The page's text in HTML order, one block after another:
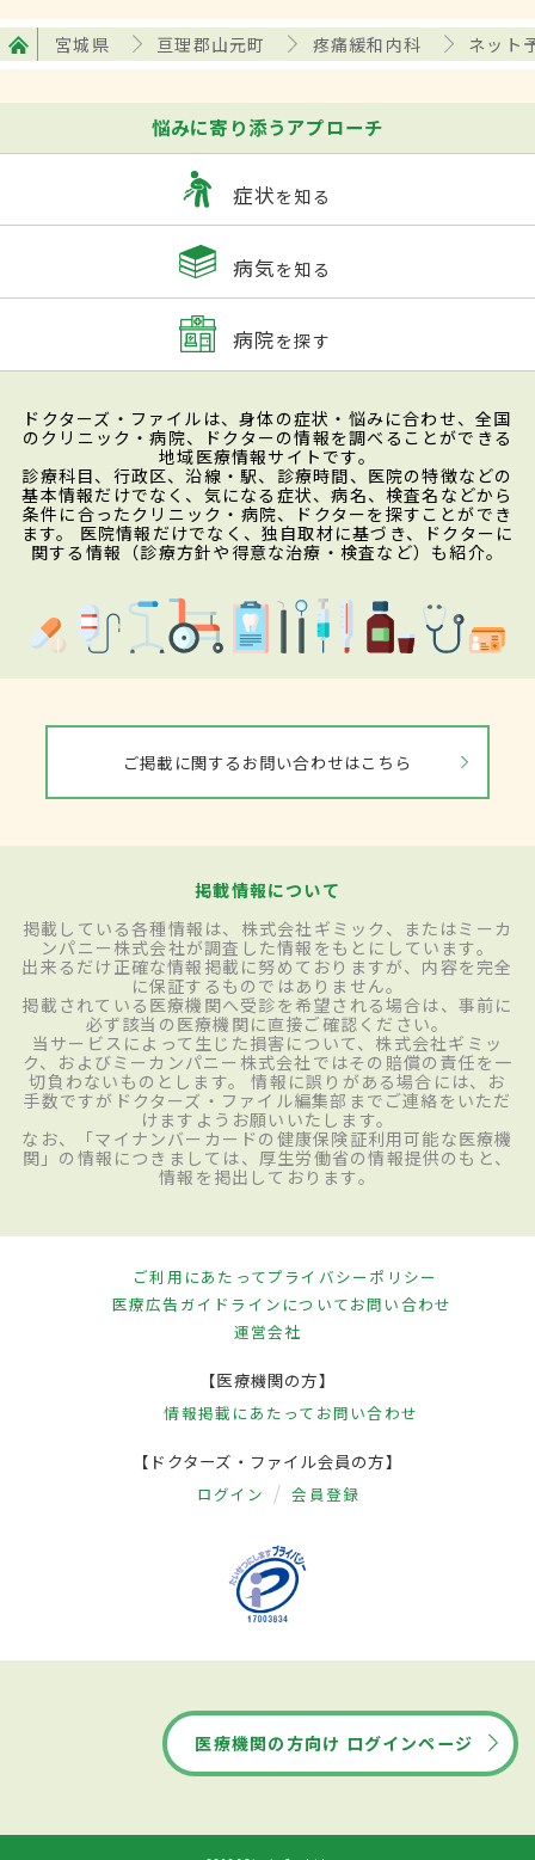
宮城県 亘理郡山元町 疼痛緩和内科 ネット
悩みに寄り添うアプローチ
症状を知る
病気を知る
病院を探す
ドクターズ・ファイルは、身体の症状・悩みに合わせ、全国
のクリニック・病院、ドクターの情報を調べることができる
地域医療情報サイトです。
診療科目、行政区、沿線・駅、診療時間、医院の特徴などの
基本情報だけでなく、気になる症状、病名、検査名などから
条件に合ったクリニック・病院、ドクターを探すことができ
ます。 医院情報だけでなく、独自取材に基づき、ドクターに
関する情報（診療方針や得意な治療・検査など）も紹介。
ご掲載に関するお問い合わせはこちら
掲載情報について
掲載している各種情報は、株式会社ギミック、またはミーカ
ンパニー株式会社が調査した情報をもとにしています。
出来るだけ正確な情報掲載に努めておりますが、内容を完全
に保証するものではありません。
掲載されている医療機関へ受診を希望される場合は、事前に
必ず該当の医療機関に直接ご確認ください。
当サービスによって生じた損害について、株式会社ギミッ
ク、およびミーカンパニー株式会社ではその賠償の責任を一
切負わないものとします。 情報に誤りがある場合には、お
手数ですがドクターズ・ファイル編集部までご連絡をいただ
けますようお願いいたします。
なお、「マイナンバーカードの健康保険証利用可能な医療機
関」の情報につきましては、厚生労働省の情報提供のもと、
情報を掲出しております。
ご利用にあたってプライバシーポリシー
医療広告ガイドラインについてお問い合わせ
運営会社
【医療機関の方】
情報掲載にあたって お問い合わせ
【ドクターズ・ファイル会員の方】
ログイン 会員登録
医療機関の方向け ログインページ